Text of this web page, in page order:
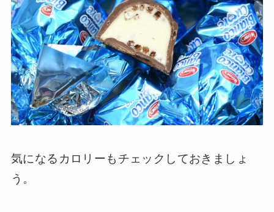
気になるカロリーもチェックしておきましょ
う。